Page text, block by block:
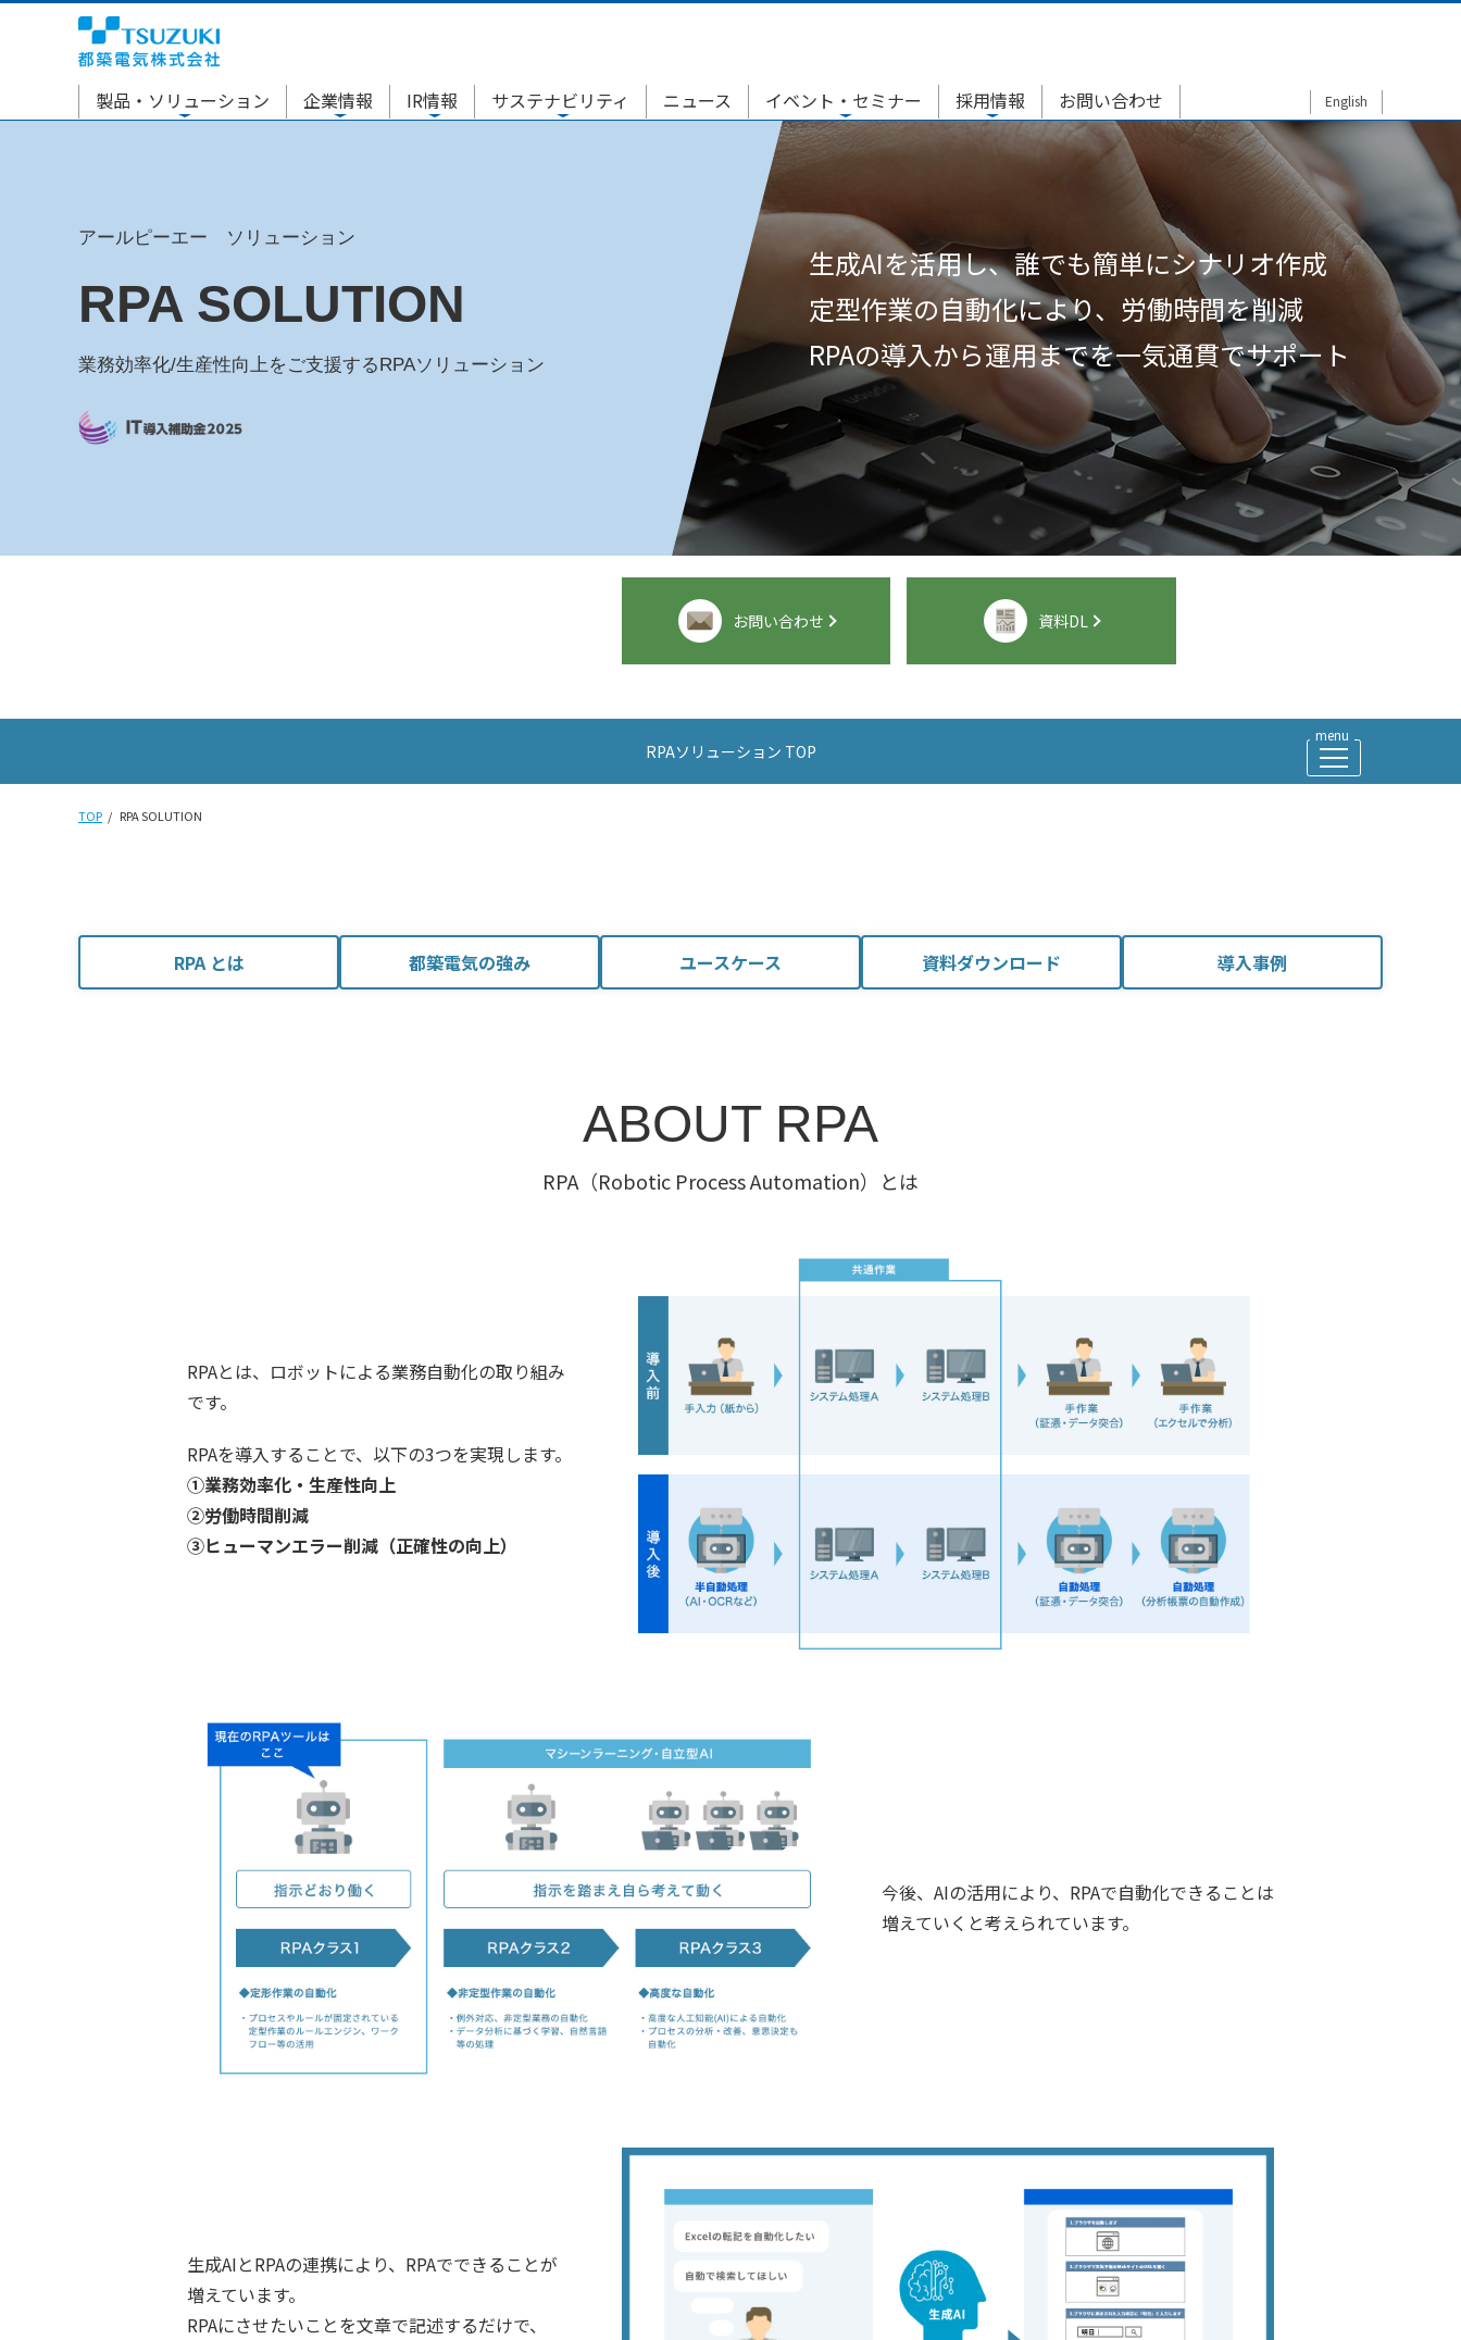
English
製品・ソリューション 企業情報 IR情報 サステナビリティ ニュース イベント・セミナー 採用情報 お問い合わせ
アールピーエー ソリューション
RPA SOLUTION
業務効率化/生産性向上をご支援するRPAソリューション
生成AIを活用し、誰でも簡単にシナリオ作成
定型作業の自動化により、労働時間を削減
RPAの導入から運用までを一気通貫でサポート
お問い合わせ 資料DL
RPAソリューション TOP
TOP RPA SOLUTION
RPA とは 都築電気の強み ユースケース 資料ダウンロード 導入事例
ABOUT RPA
RPA（Robotic Process Automation）とは
RPAとは、ロボットによる業務自動化の取り組み
です。
RPAを導入することで、以下の3つを実現します。
①業務効率化・生産性向上
②労働時間削減
③ヒューマンエラー削減（正確性の向上）
今後、AIの活用により、RPAで自動化できることは
増えていくと考えられています。
生成AIとRPAの連携により、RPAでできることが
増えています。
RPAにさせたいことを文章で記述するだけで、